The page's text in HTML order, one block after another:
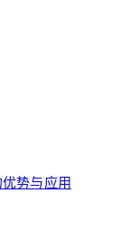
势与应用